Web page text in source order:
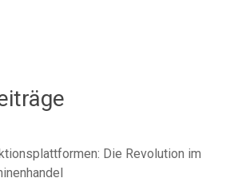
Die Revolution im